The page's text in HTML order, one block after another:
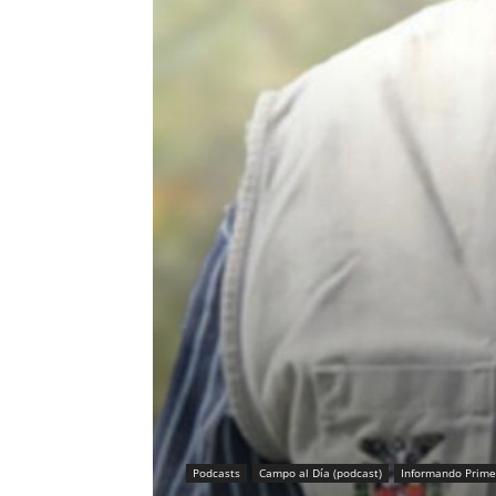
Podcasts Campo al Día (podcast) Informando